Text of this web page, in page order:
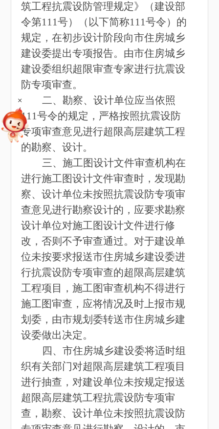
筑工程抗震设防管理规定》（建设部
令第111号）（以下简称111号令）的
规定，在初步设计阶段向市住房城乡
建设委提出专项报告。由市住房城乡
建设委组织超限审查专家进行抗震设
防专项审查。
二、勘察、设计单位应当依照
111号令的规定，严格按照抗震设防
专项审查意见进行超限高层建筑工程
的勘察、设计。
三、施工图设计文件审查机构在
进行施工图设计文件审查时，发现勘
察、设计单位未按照抗震设防专项审
查意见进行勘察设计的，应要求勘察
设计单位对施工图设计文件进行修
改，否则不予审查通过。对于建设单
位未按要求报送市住房城乡建设委进
行抗震设防专项审查的超限高层建筑
工程项目，施工图审查机构不得进行
施工图审查，应将情况及时上报市规
划委，由市规划委转送市住房城乡建
设委做出决定。
四、市住房城乡建设委将适时组
织有关部门对超限高层建筑工程项目
进行抽查，对建设单位未按规定报送
超限高层建筑工程抗震设防专项审
查，勘察、设计单位未按照抗震设防
+